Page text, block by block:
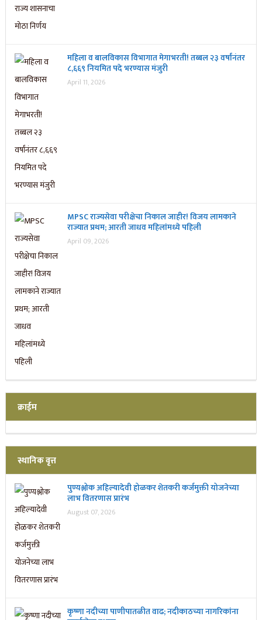
महिला व बालविकास विभागात मेगाभरती! तब्बल २३ वर्षांनंतर
८,६६९ नियमित पदे भरण्यास मंजुरी
April 11, 2026
MPSC राज्यसेवा परीक्षेचा निकाल जाहीर! विजय लामकाने
राज्यात प्रथम; आरती जाधव महिलांमध्ये पहिली
April 09, 2026
क्राईम
स्थानिक वृत्त
पुण्यश्लोक अहिल्यादेवी होळकर शेतकरी कर्जमुक्ती योजनेच्या
लाभ वितरणास प्रारंभ
August 07, 2026
कृष्णा नदीच्या पाणीपातळीत वाढ; नदीकाठच्या नागरिकांना